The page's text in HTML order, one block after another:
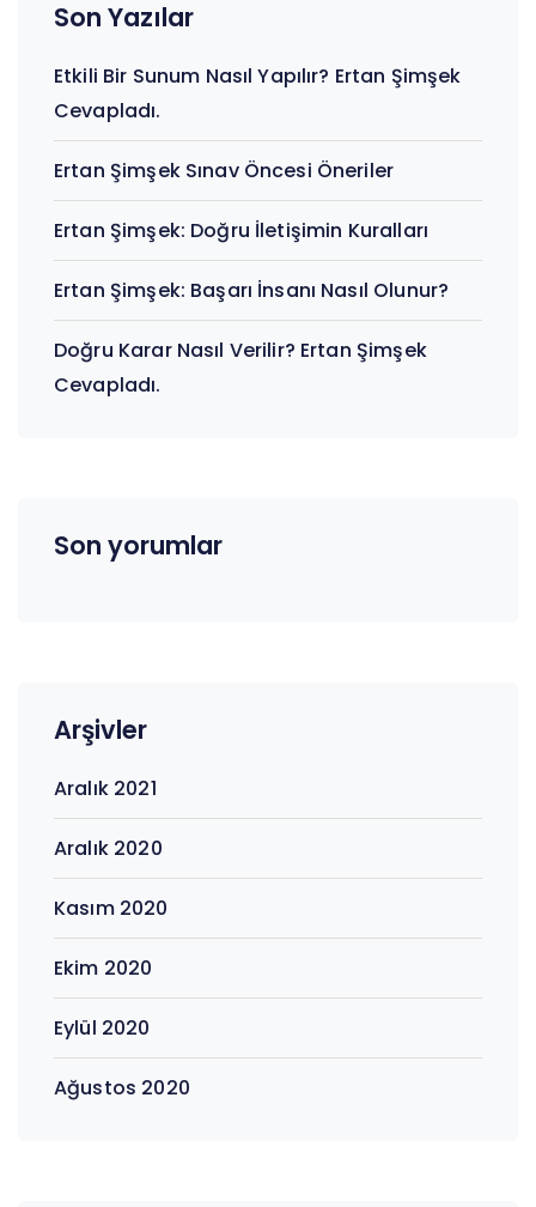
Son Yazılar
Etkili Bir Sunum Nasıl Yapılır? Ertan Şimşek
Cevapladı.
Ertan Şimşek Sınav Öncesi Öneriler
Ertan Şimşek: Doğru İletişimin Kuralları
Ertan Şimşek: Başarı İnsanı Nasıl Olunur?
Doğru Karar Nasıl Verilir? Ertan Şimşek
Cevapladı.
Son yorumlar
Arşivler
Aralık 2021
Aralık 2020
Kasım 2020
Ekim 2020
Eylül 2020
Ağustos 2020